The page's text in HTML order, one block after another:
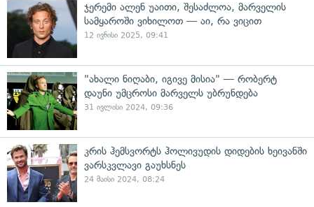
ჯერემი ალენ უაითი, შესაძლოა, მარველის
სამყაროში ვიხილოთ — აი, რა ვიცით
12 ივნისი 2025, 09:41
"ახალი ნიღაბი, იგივე მისია" — რობერტ
დაუნი უმცროსი მარველს უბრუნდება
31 ივლისი 2024, 09:36
კრის ჰემსვორტს ჰოლივუდის დიდების ხეივანში
ვარსკვლავი გაუხსნეს
24 მაისი 2024, 08:24